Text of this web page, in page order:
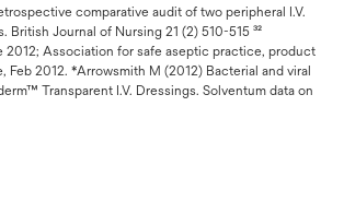
comparative audit of two peripheral I.V.
British Journal of Nursing 21 (2) 510-515 ³²
2012; Association for safe aseptic practice, product
Feb 2012. *Arrowsmith M (2012) Bacterial and viral
Transparent I.V. Dressings. Solventum data on